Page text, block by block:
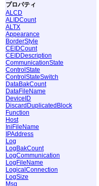
プロパティ
ALCD
ALIDCount
ALTX
Appearance
BorderStyle
CEIDCount
CEIDDescription
CommunicationState
ControlState
ControlStateSwitch
DataBakCount
DataFileName
DeviceID
DiscardDuplicatedBlock
Function
Host
IniFileName
IPAddress
Log
LogBakCount
LogCommunication
LogFileName
LogicalConnection
LogSize
Msg